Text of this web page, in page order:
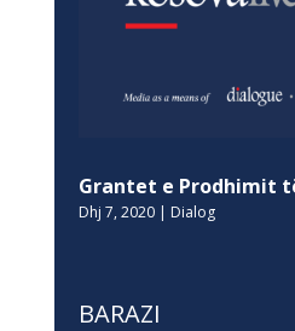
Grantet e Prodhimit
Dhj 7, 2020| Dialog
BARAZI